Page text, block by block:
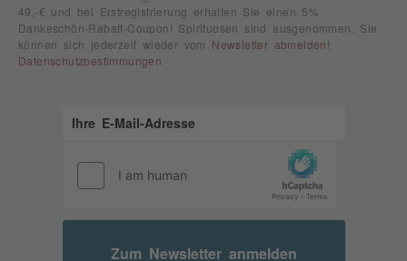
49,-€ und bei Erstregistrierung erhalten Sie einen 5%
Dankeschön-Rabatt-Coupon! Spirituosen sind ausgenommen. Sie
können sich jederzeit wieder vom Newsletter abmelden !
Datenschutzbestimmungen
Zum Newsletter anmelden